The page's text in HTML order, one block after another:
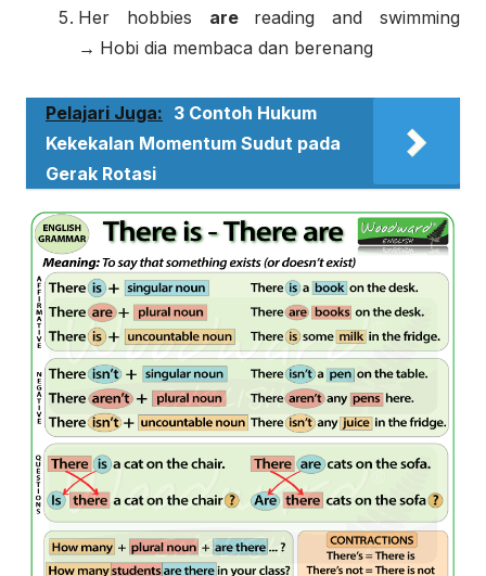
Her hobbies are reading and swimming
→ Hobi dia membaca dan berenang
Pelajari Juga: 3 Contoh Hukum
Kekekalan Momentum Sudut pada
Gerak Rotasi